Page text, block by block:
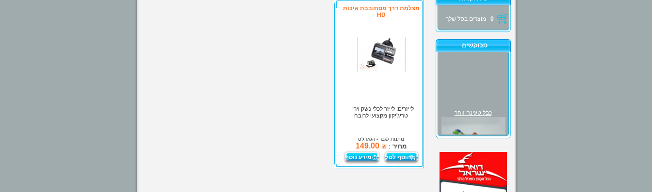
0 מוצרים בסל שלך
כבל טעינה זוהר
₪30.00
מצלמת דרך מסתובבת איכות
HD
לייזרים: לייזר לכלי נשק וירי -
טריג'יקון מקצועי לרובה
מתנות לגבר - הגאדג'ט
מחיר :
₪
149.00
הוסף לסל מידע נוסף